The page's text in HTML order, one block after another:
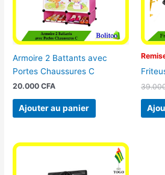
Armoire 2 Battants avec
Portes Chaussures C
20.000CFA
Ajouter au panier